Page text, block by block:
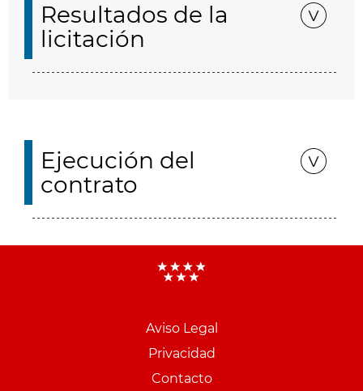
Resultados de la
licitación
Ejecución del
contrato
Aviso Legal
Privacidad
Contacto